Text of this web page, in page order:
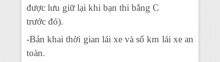
được lưu giữ lại khi bạn thi bằng C
trước đó).
-Bản khai thời gian lái xe và số km lái xe an
toàn.